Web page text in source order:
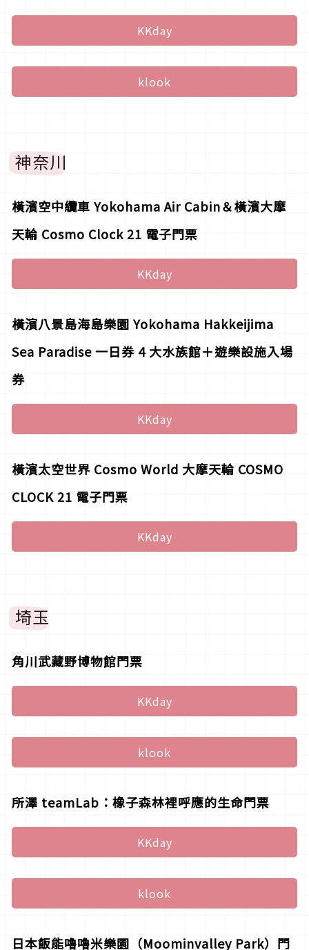
KKday
klook
神奈川
橫濱空中纜車 Yokohama Air Cabin＆橫濱大摩
天輪 Cosmo Clock 21 電子門票
KKday
橫濱八景島海島樂園 Yokohama Hakkeijima
Sea Paradise 一日券 4 大水族館＋遊樂設施入場
券
KKday
橫濱太空世界 Cosmo World 大摩天輪 COSMO
CLOCK 21 電子門票
KKday
埼玉
角川武藏野博物館門票
KKday
klook
所澤 teamLab：橡子森林裡呼應的生命門票
KKday
klook
日本飯能嚕嚕米樂園（Moominvalley Park）門